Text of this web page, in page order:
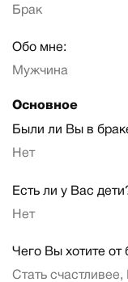
Брак
Обо мне:
Мужчина
Основное
Были ли Вы в
Нет
Есть ли у Вас
Нет
Чего Вы хотите от
Стать